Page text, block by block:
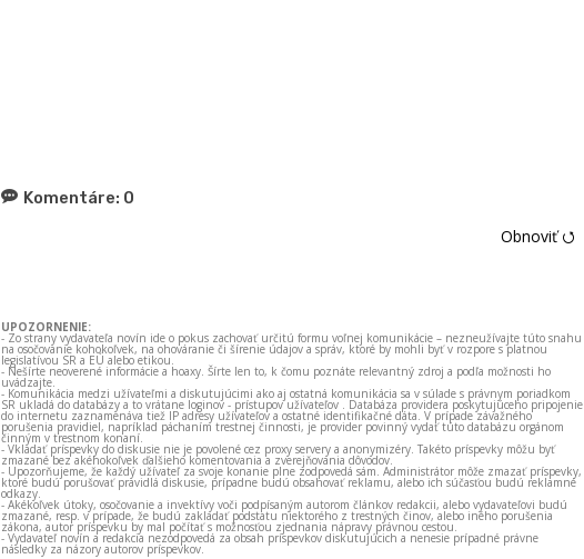
Komentáre: 0
Obnoviť ⭯
UPOZORNENIE:
- Zo strany vydavateľa novín ide o pokus zachovať určitú formu voľnej komunikácie – nezneužívajte túto snahu
na osočovanie kohokoľvek, na ohováranie či šírenie údajov a správ, ktoré by mohli byť v rozpore s platnou
legislatívou SR a EÚ alebo etikou.
- Nešírte neoverené informácie a hoaxy. Šírte len to, k čomu poznáte relevantný zdroj a podľa možnosti ho
uvádzajte.
- Komunikácia medzi užívateľmi a diskutujúcimi ako aj ostatná komunikácia sa v súlade s právnym poriadkom
SR ukladá do databázy a to vrátane loginov - prístupov užívateľov . Databáza providera poskytujúceho pripojenie
do internetu zaznamenáva tiež IP adresy užívateľov a ostatné identifikačné dáta. V prípade závažného
porušenia pravidiel, napríklad páchaním trestnej činnosti, je provider povinný vydať túto databázu orgánom
činným v trestnom konaní.
- Vkladať príspevky do diskusie nie je povolené cez proxy servery a anonymizéry. Takéto príspevky môžu byť
zmazané bez akéhokoľvek ďalšieho komentovania a zverejňovania dôvodov.
- Upozorňujeme, že každý užívateľ za svoje konanie plne zodpovedá sám. Administrátor môže zmazať príspevky,
ktoré budú porušovať pravidlá diskusie, prípadne budú obsahovať reklamu, alebo ich súčasťou budú reklamné
odkazy.
- Akékoľvek útoky, osočovanie a invektívy voči podpísaným autorom článkov redakcii, alebo vydavateľovi budú
zmazané, resp. v prípade, že budú zakladať podstatu niektorého z trestných činov, alebo iného porušenia
zákona, autor príspevku by mal počítať s možnosťou zjednania nápravy právnou cestou.
- Vydavateľ novín a redakcia nezodpovedá za obsah príspevkov diskutujúcich a nenesie prípadné právne
následky za názory autorov príspevkov.